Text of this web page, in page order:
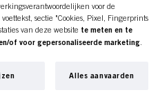
voor de
sectie "Cookies, Pixel, Fingerprints
van deze website te meten en te
of voor gepersonaliseerde marketing
andere websites verkregen zijn. Wij
Alles aanvaarden